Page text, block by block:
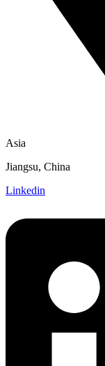
Asia
Jiangsu, China
Linkedin